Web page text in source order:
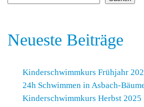
Neueste Beiträge
Kinderschwimmkurs Frühjahr
24h Schwimmen in Asbach-
Kinderschwimmkurs Herbst 2025